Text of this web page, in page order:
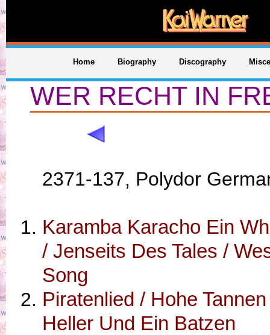
Home Biography Discography
WER RECHT IN
2371-137, Polydor
Karamba Karacho Ein
/ Jenseits Des Tales /
Song
Piratenlied / Hohe
Heller Und Ein Batzen